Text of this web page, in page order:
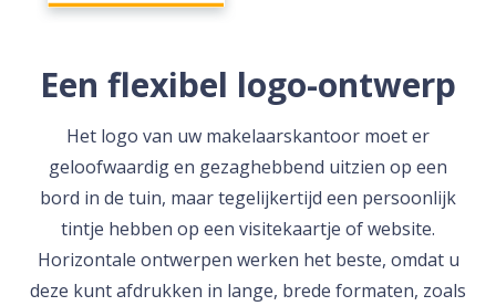
Een flexibel logo-ontwerp
Het logo van uw makelaarskantoor moet er
geloofwaardig en gezaghebbend uitzien op een
bord in de tuin, maar tegelijkertijd een persoonlijk
tintje hebben op een visitekaartje of website.
Horizontale ontwerpen werken het beste, omdat u
deze kunt afdrukken in lange, brede formaten, zoals